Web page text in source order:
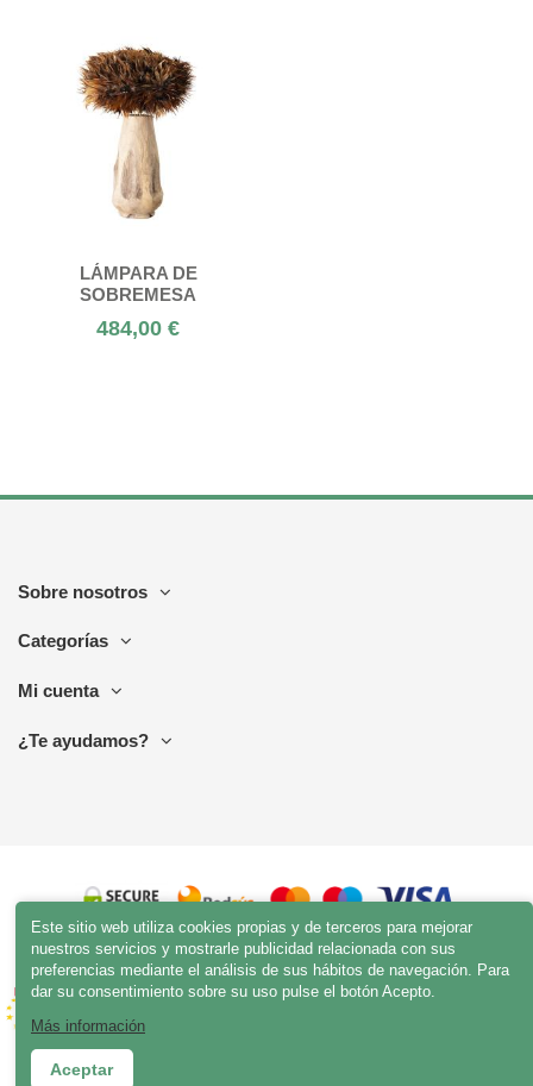
LÁMPARA DE
SOBREMESA
484,00 €
Sobre nosotros
Categorías
Mi cuenta
¿Te ayudamos?
Este sitio web utiliza cookies propias y de terceros para mejorar
nuestros servicios y mostrarle publicidad relacionada con sus
preferencias mediante el análisis de sus hábitos de navegación. Para
dar su consentimiento sobre su uso pulse el botón Acepto.
Más información
Aceptar